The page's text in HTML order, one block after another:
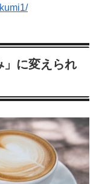
」に変えられ